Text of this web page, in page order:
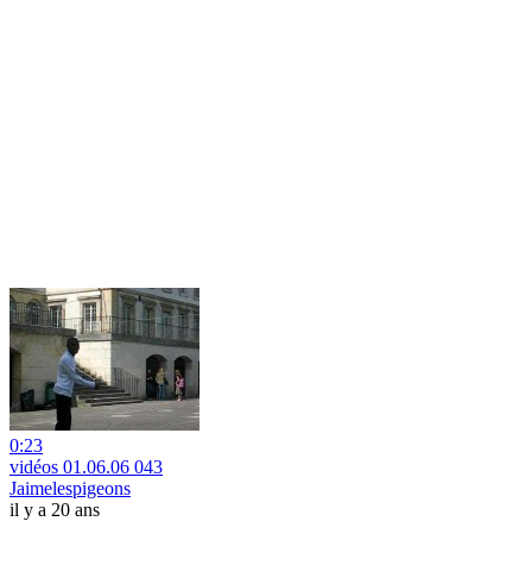
0:23
vidéos 01.06.06 043
Jaimelespigeons
il y a 20 ans